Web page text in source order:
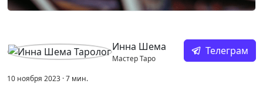
Инна Шема
Мастер Таро
Телеграм
10 ноября 2023 ·7 мин.